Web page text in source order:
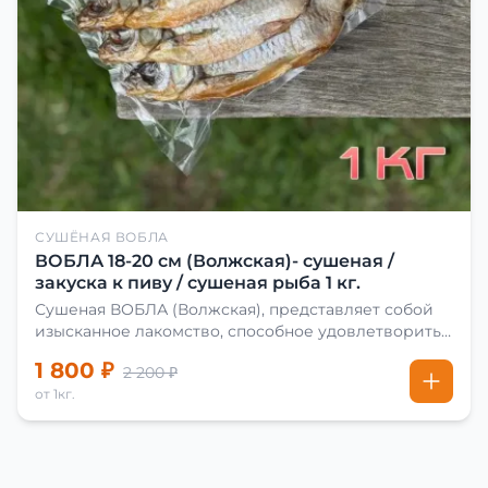
СУШЁНАЯ ВОБЛА
ВОБЛА 18-20 см (Волжская)- сушеная /
закуска к пиву / сушеная рыба 1 кг.
Сушеная ВОБЛА (Волжская), представляет собой
изысканное лакомство, способное удовлетворить
сделать вяленую воблу, её сначала хорошо солят.
Для этого используют старые рецепты и
современные способы. Благодаря этому рыба
1 800 ₽ 2 200 ₽
от 1кг.